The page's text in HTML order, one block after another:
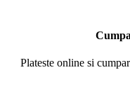
Plateste online si